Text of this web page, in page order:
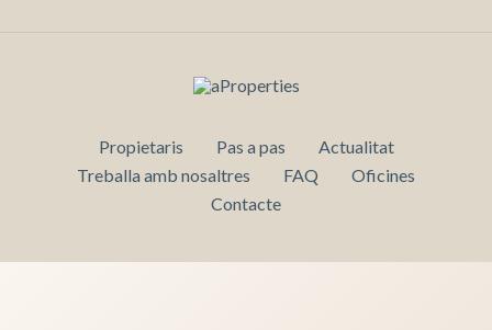
Propietaris Pas a pas
Actualitat
Treballa amb nosaltres
FAQ
Oficines
Contacte